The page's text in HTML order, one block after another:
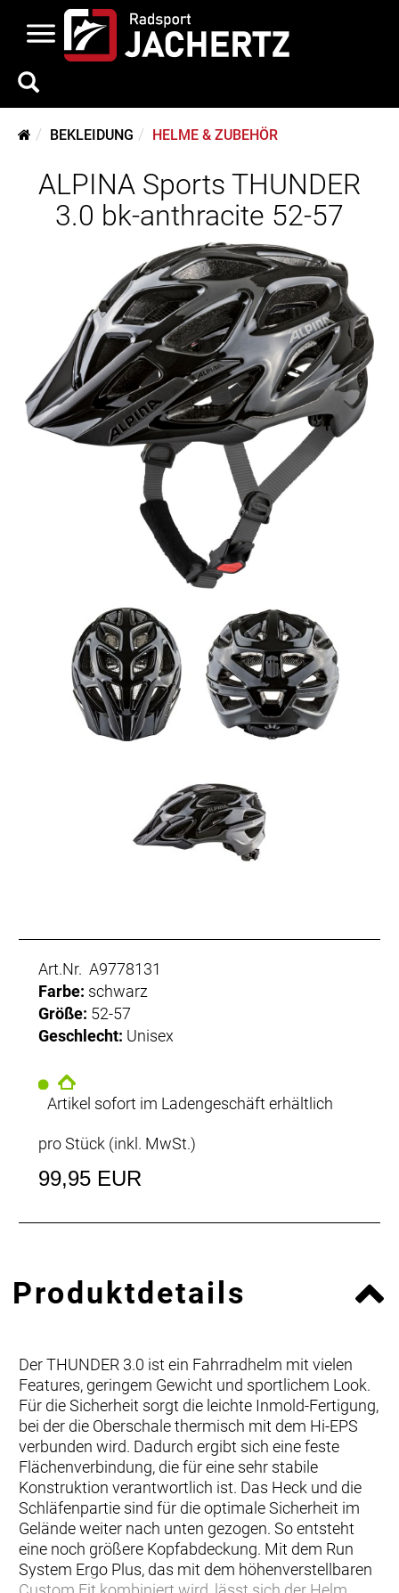
BEKLEIDUNG HELME & ZUBEHÖR
ALPINA Sports THUNDER
3.0 bk-anthracite 52-57
Art.Nr. A9778131
Farbe: schwarz
Größe: 52-57
Geschlecht: Unisex
Artikel sofort im Ladengeschäft erhältlich
pro Stück (inkl. MwSt.)
99,95 EUR
Produktdetails
Der THUNDER 3.0 ist ein Fahrradhelm mit vielen
Features, geringem Gewicht und sportlichem Look.
Für die Sicherheit sorgt die leichte Inmold-Fertigung,
bei der die Oberschale thermisch mit dem Hi-EPS
verbunden wird. Dadurch ergibt sich eine feste
Flächenverbindung, die für eine sehr stabile
Konstruktion verantwortlich ist. Das Heck und die
Schläfenpartie sind für die optimale Sicherheit im
Gelände weiter nach unten gezogen. So entsteht
eine noch größere Kopfabdeckung. Mit dem Run
System Ergo Plus, das mit dem höhenverstellbaren